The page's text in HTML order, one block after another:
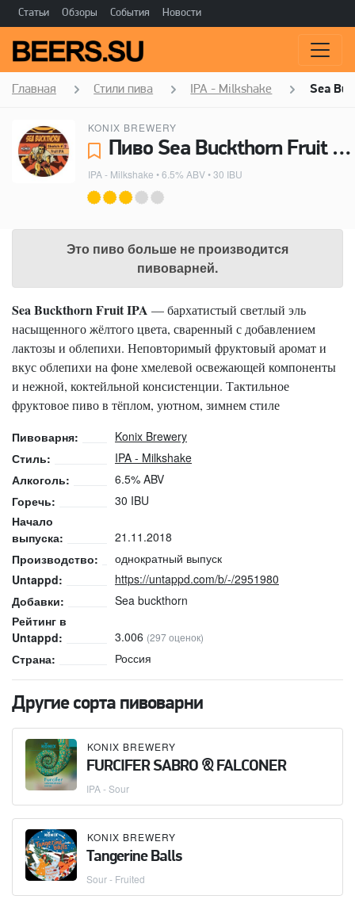
Статьи Обзоры События Новости
Главная Стили пива IPA - Milkshake Sea
KONIX BREWERY
Пиво Sea Buckthorn Fruit IPA - Konix Brewery
IPA - Milkshake • 6.5% ABV • 30 IBU
Это пиво больше не производится
пивоварней.
Sea Buckthorn Fruit IPA — бархатистый светлый эль
насыщенного жёлтого цвета, сваренный с добавлением
лактозы и облепихи. Неповторимый фруктовый аромат и
вкус облепихи на фоне хмелевой освежающей компоненты
и нежной, коктейльной консистенции. Тактильное
фруктовое пиво в тёплом, уютном, зимнем стиле
Пивоварня:
Konix Brewery
Стиль:
IPA - Milkshake
Алкоголь:
6.5% ABV
Горечь:
30 IBU
Начало
выпуска:
21.11.2018
Производство:
однократный выпуск
Untappd:
https://untappd.com/b/-/2951980
Добавки:
Sea buckthorn
Рейтинг в
Untappd:
3.006 (297 оценок)
Страна: Россия
Другие сорта пивоварни
KONIX BREWERY
FURCIFER SABRO & FALCONER
IPA - Sour
KONIX BREWERY
Tangerine Balls
Sour - Fruited